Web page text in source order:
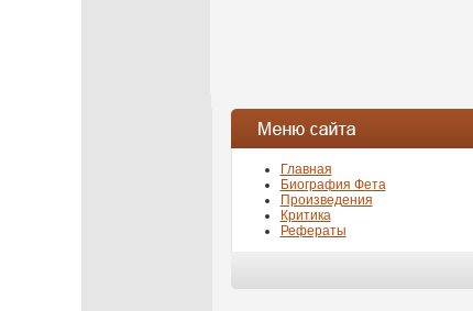
Главная
Биография Фета
Произведения
Критика
Рефераты